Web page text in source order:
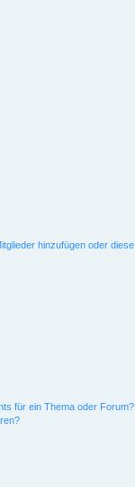
hinzufügen oder diese
für ein Thema oder Forum?